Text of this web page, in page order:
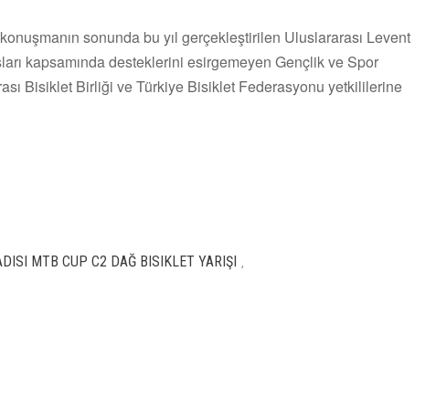
sonunda bu yıl gerçekleştirilen Uluslararası Levent
kapsamında desteklerini esirgemeyen Gençlik ve Spor
Bisiklet Birliği ve Türkiye Bisiklet Federasyonu yetkililerine
MTB CUP C2 DAĞ BISIKLET YARIŞI